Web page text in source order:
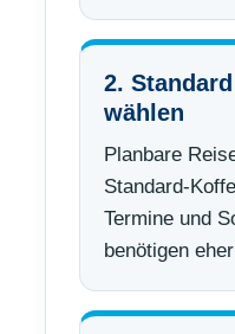
2.
wählen
Planbare
Standard-
Termine und
benötigen